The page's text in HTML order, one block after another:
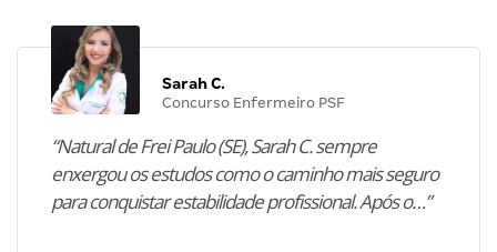
Sarah C.
Concurso Enfermeiro PSF
“Natural de Frei Paulo (SE), Sarah C. sempre
enxergou os estudos como o caminho mais seguro
para conquistar estabilidade profissional. Após o…”